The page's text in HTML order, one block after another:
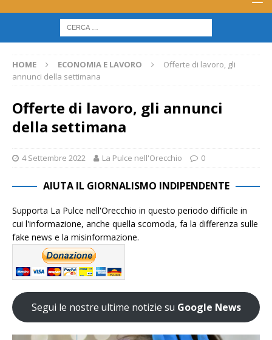
HOME ECONOMIA E LAVORO
Offerte di lavoro, gli
annunci della settimana
Offerte di lavoro, gli annunci
della settimana
4 Settembre 2022 La Pulce nell'Orecchio 0
AIUTA IL GIORNALISMO INDIPENDENTE
Supporta La Pulce nell'Orecchio in questo periodo difficile in
cui l'informazione, anche quella scomoda, fa la differenza sulle
fake news e la misinformazione.
Segui le nostre ultime notizie su Google News